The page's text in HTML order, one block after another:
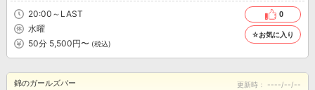
20:00～LAST
水曜
50分 5,500円〜 (税込)
0
☆お気に入り
錦のガールズバー 更新時： ----/--/--